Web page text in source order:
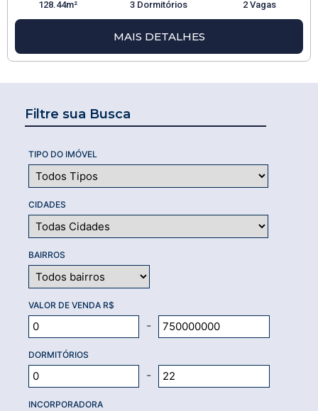
Filtre sua Busca
TIPO DO IMÓVEL
CIDADES
BAIRROS
VALOR DE VENDA R$
-
DORMITÓRIOS
-
INCORPORADORA
128.44m² 3 Dormitórios 2 Vagas
MAIS DETALHES